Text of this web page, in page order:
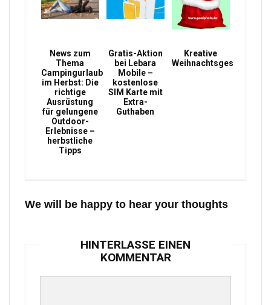
News zum
Thema
Campingurlaub
im Herbst: Die
richtige
Ausrüstung
für gelungene
Outdoor-
Erlebnisse –
herbstliche
Tipps
Gratis-Aktion
bei Lebara
Mobile –
kostenlose
SIM Karte mit
Extra-
Guthaben
Kreative
Weihnachtsgeschenke
We will be happy to hear your thoughts
HINTERLASSE EINEN
KOMMENTAR